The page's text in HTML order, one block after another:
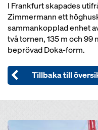
I Frankfurt skapades
Zimmermann ett
sammankopplad enhet
två tornen, 135 m och 99
beprövad Doka-form.
Tillbaka till
Open